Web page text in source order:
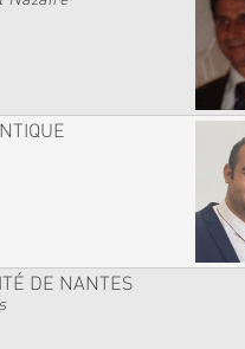
DE NANTES